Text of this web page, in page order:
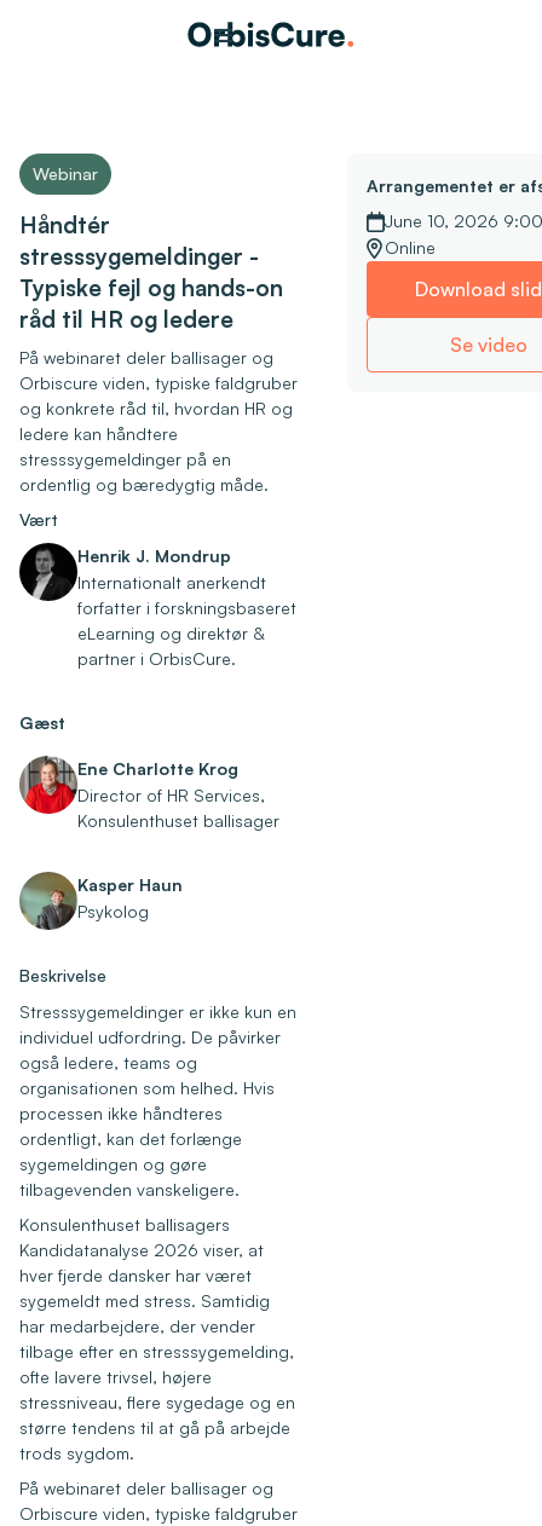
Webinar
Håndtér
stresssygemeldinger -
Typiske fejl og hands-on
råd til HR og ledere
På webinaret deler ballisager og
Orbiscure viden, typiske faldgruber
og konkrete råd til, hvordan HR og
ledere kan håndtere
stresssygemeldinger på en
ordentlig og bæredygtig måde.
Vært
Henrik J. Mondrup
Internationalt anerkendt
forfatter i forskningsbaseret
eLearning og direktør &
partner i OrbisCure.
Gæst
Ene Charlotte Krog
Director of HR Services,
Konsulenthuset ballisager
Kasper Haun
Psykolog
Beskrivelse
Stresssygemeldinger er ikke kun en
individuel udfordring. De påvirker
også ledere, teams og
organisationen som helhed. Hvis
processen ikke håndteres
ordentligt, kan det forlænge
sygemeldingen og gøre
tilbagevenden vanskeligere.
Konsulenthuset ballisagers
Kandidatanalyse 2026 viser, at
hver fjerde dansker har været
sygemeldt med stress. Samtidig
har medarbejdere, der vender
tilbage efter en stresssygemelding,
ofte lavere trivsel, højere
stressniveau, flere sygedage og en
større tendens til at gå på arbejde
trods sygdom.
På webinaret deler ballisager og
Orbiscure viden, typiske faldgruber
Arrangementet er
June 10, 2026 9:00
Online
Download
Se video